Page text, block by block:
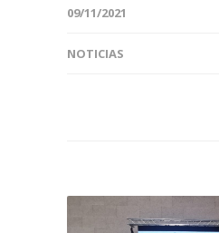
09/11/2021
NOTICIAS